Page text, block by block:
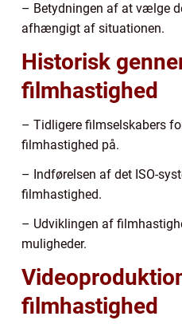
– Betydningen af at vælge
afhængigt af situationen.
Historisk
filmhastighed
– Tidligere filmselskabers
filmhastighed på.
– Indførelsen af det ISO-
filmhastighed.
– Udviklingen af
muligheder.
filmhastighed